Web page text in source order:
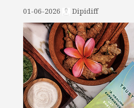
01-06-2026 Dipidiff